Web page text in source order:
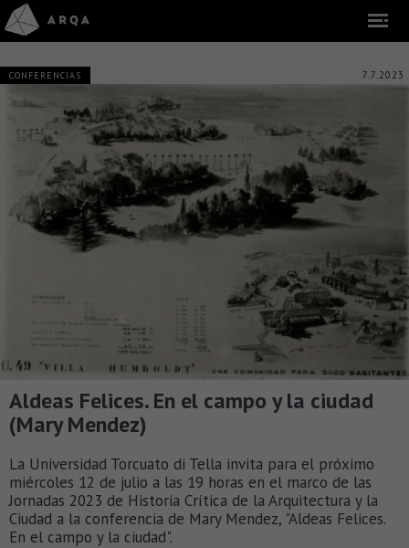
CONFERENCIAS 7.7.2023
Aldeas Felices. En el campo y la ciudad
(Mary Mendez)
La Universidad Torcuato di Tella invita para el próximo
miércoles 12 de julio a las 19 horas en el marco de las
Jornadas 2023 de Historia Crítica de la Arquitectura y la
Ciudad a la conferencia de Mary Mendez, "Aldeas Felices.
En el campo y la ciudad".